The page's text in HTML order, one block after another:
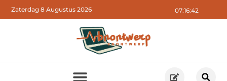
07:16:43
Zaterdag 8 Augustus 2026